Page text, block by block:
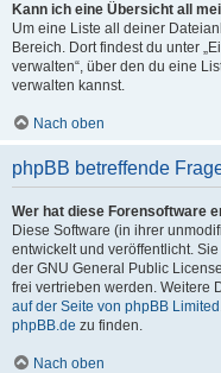
Kann ich eine Übersicht all
Um eine Liste all deiner
Bereich. Dort findest du unter
verwalten“, über den du eine
verwalten kannst.
Nach oben
phpBB betreffende
Wer hat diese Forensoftware
Diese Software (in ihrer
entwickelt und veröffentlicht.
der GNU General Public
frei vertrieben werden. Weitere
auf der Seite von phpBB Limited
phpBB.de zu finden.
Nach oben